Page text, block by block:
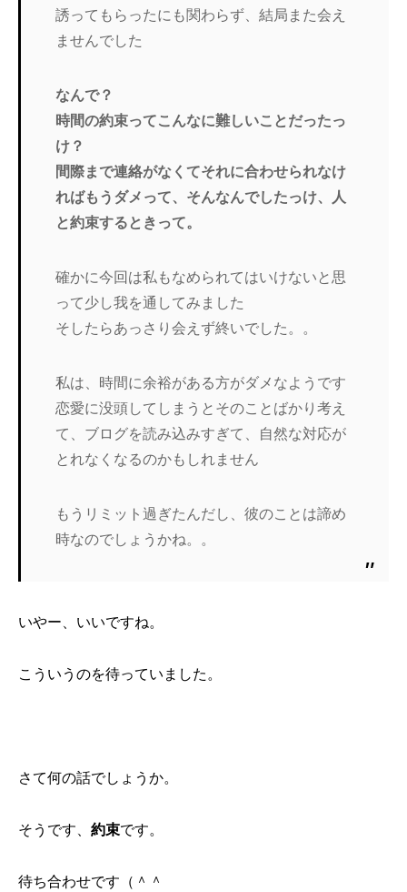
誘ってもらったにも関わらず、結局また会え
ませんでした
なんで？
時間の約束ってこんなに難しいことだったっ
け？
間際まで連絡がなくてそれに合わせられなけ
ればもうダメって、そんなんでしたっけ、人
と約束するときって。
確かに今回は私もなめられてはいけないと思
って少し我を通してみ ました
そしたらあっさり会えず終いでした。。
私は、時間に余裕がある方がダメなようです
恋愛に没頭してしまうとそのことばかり考え
て、ブログを読み込みすぎて、自然な対応が
とれなくなるのかもしれません
もうリミット過ぎたんだし、彼のことは諦め
時なのでしょうかね。 。
いやー、いいですね。
こういうのを待っていました。
さて何の話でしょうか。
そうです、 約束です。
待ち合わせです（＾＾